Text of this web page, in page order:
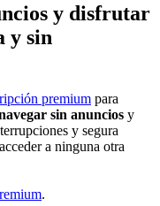
y disfrutar
y sin
premium para
sin anuncios y
y segura
a ninguna otra
.